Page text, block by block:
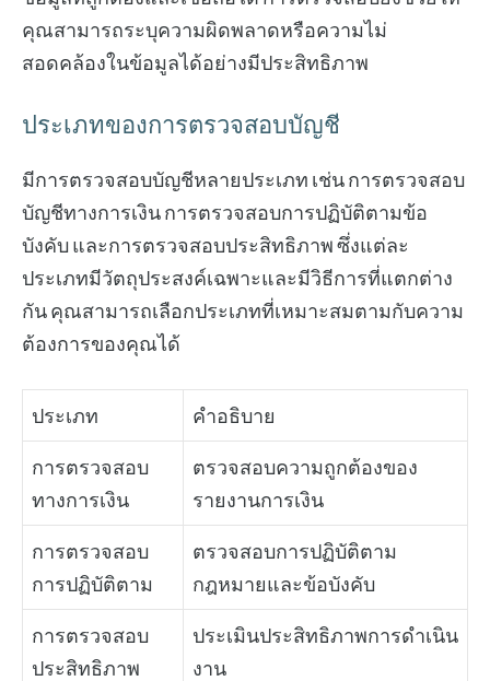
คุณสามารถระบุความผิดพลาดหรือความไม่
สอดคล้องในข้อมูลได้อย่างมีประสิทธิภาพ
ประเภทของการตรวจสอบบัญชี
มีการตรวจสอบบัญชีหลายประเภท เช่น การตรวจสอบ
บัญชีทางการเงิน การตรวจสอบการปฏิบัติตามข้อ
บังคับ และการตรวจสอบประสิทธิภาพ ซึ่งแต่ละ
ประเภทมีวัตถุประสงค์เฉพาะและมีวิธีการที่แตกต่าง
กัน คุณสามารถเลือกประเภทที่เหมาะสมตามกับความ
ต้องการของคุณได้
ประเภท คำอธิบาย
การตรวจสอบ
ทางการเงิน
ตรวจสอบความถูกต้องของ
รายงานการเงิน
การตรวจสอบ
การปฏิบัติตาม
ตรวจสอบการปฏิบัติตาม
กฎหมายและข้อบังคับ
การตรวจสอบ
ประสิทธิภาพ
ประเมินประสิทธิภาพการดำเนิน
งาน